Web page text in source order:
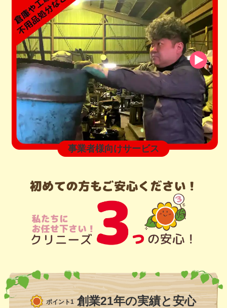
事業者様向けサービス
ポイント1 創業21年の実績と安心